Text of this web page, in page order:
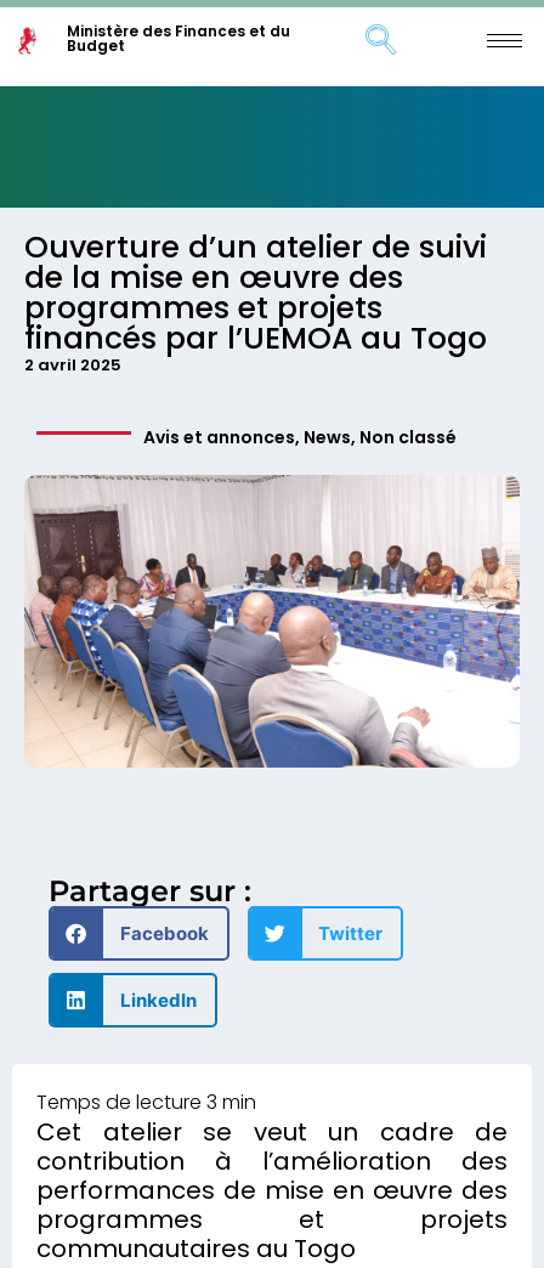
Ministère des Finances et du
Budget
Ouverture d’un atelier de suivi
de la mise en œuvre des
programmes et projets
financés par l’UEMOA au Togo
2 avril 2025
Avis et annonces, News, Non classé
Partager sur :
Facebook Twitter
LinkedIn
Cet atelier se veut un cadre de
contribution à l’amélioration des
performances de mise en œuvre des
programmes et projets
communautaires au Togo